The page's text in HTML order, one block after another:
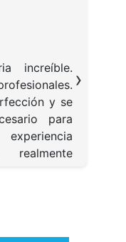
increíble.
y se
para
›